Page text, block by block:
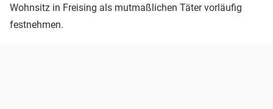
Wohnsitz in Freising als mutmaßlichen Täter vorläufig
festnehmen.